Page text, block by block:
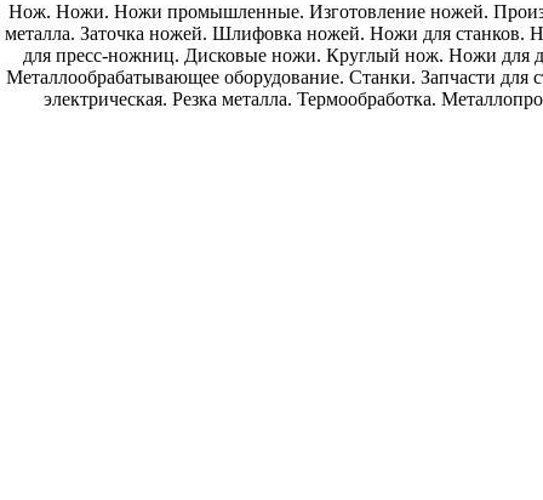
Нож. Ножи. Ножи промышленные. Изготовление ножей.
металла. Заточка ножей. Шлифовка ножей. Ножи для
для пресс-ножниц. Дисковые ножи. Круглый нож. Ножи для
Металлообрабатывающее оборудование. Станки. Запчасти
электрическая. Резка металла. Термообработка.